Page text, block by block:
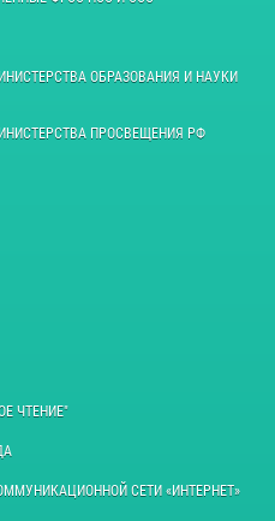
ОБРАЗОВАНИЯ И НАУКИ
ПРОСВЕЩЕНИЯ РФ
ЧТЕНИЕ"
СЕТИ «ИНТЕРНЕТ»